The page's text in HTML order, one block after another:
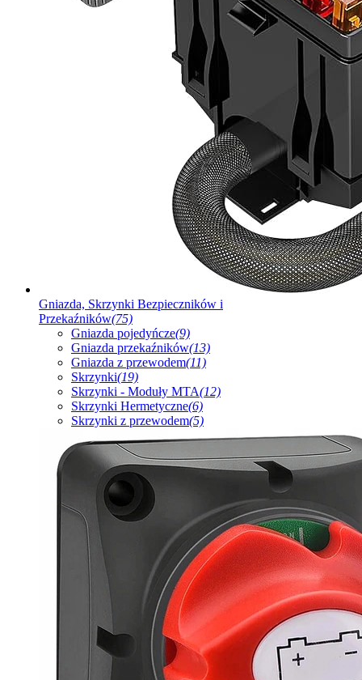
Gniazda, Skrzynki Bezpieczników i
Przekaźników(75)
Gniazda pojedyńcze(9)
Gniazda przekaźników(13)
Gniazda z przewodem(11)
Skrzynki(19)
Skrzynki - Moduły MTA(12)
Skrzynki Hermetyczne(6)
Skrzynki z przewodem(5)